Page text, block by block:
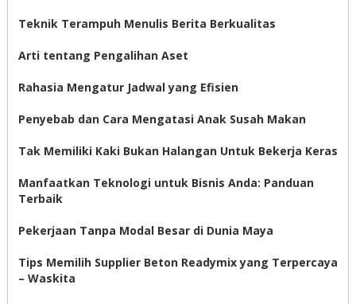
Teknik Terampuh Menulis Berita Berkualitas
Arti tentang Pengalihan Aset
Rahasia Mengatur Jadwal yang Efisien
Penyebab dan Cara Mengatasi Anak Susah Makan
Tak Memiliki Kaki Bukan Halangan Untuk Bekerja Keras
Manfaatkan Teknologi untuk Bisnis Anda: Panduan
Terbaik
Pekerjaan Tanpa Modal Besar di Dunia Maya
Tips Memilih Supplier Beton Readymix yang Terpercaya
– Waskita